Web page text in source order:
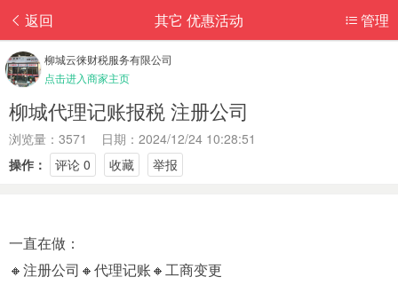
返回 管理
其它 优惠活动
柳城云徕财税服务有限公司
点击进入商家主页
柳城代理记账报税 注册公司
浏览量：3571 日期：2024/12/24 10:28:51
操作：
评论 0 收藏 举报
一直在做：
🔸注册公司🔸代理记账🔸工商变更